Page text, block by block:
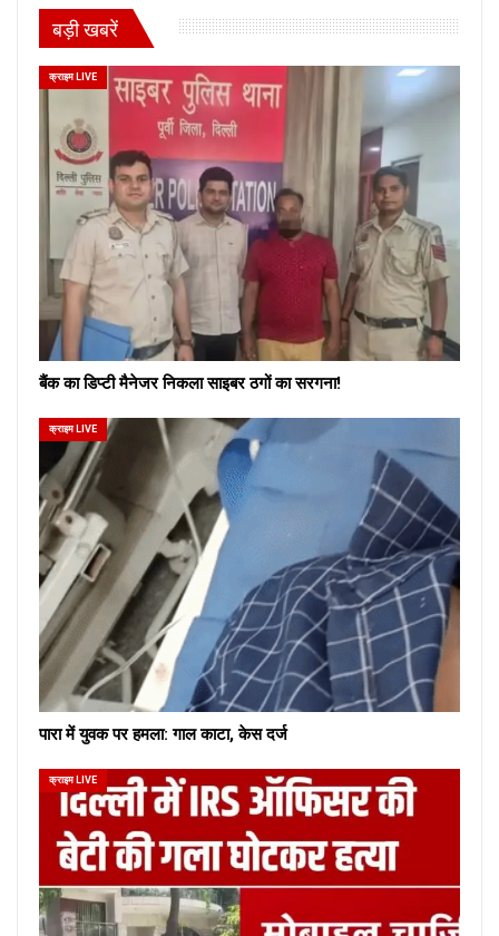
बड़ी खबरें
क्राइम LIVE
बैंक का डिप्टी मैनेजर निकला साइबर ठगों का सरगना!
क्राइम LIVE
पारा में युवक पर हमला: गाल काटा, केस दर्ज
क्राइम LIVE